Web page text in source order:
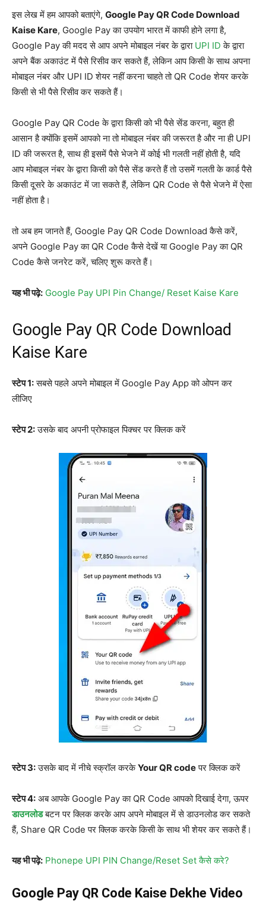
इस लेख में हम आपको बताएंगे, Google Pay QR Code Download
Kaise Kare, Google Pay का उपयोग भारत में काफी होने लगा है,
Google Pay की मदद से आप अपने मोबाइल नंबर के द्वारा UPI ID के द्वारा
अपने बैंक अकाउंट में पैसे रिसीव कर सकते हैं, लेकिन आप किसी के साथ अपना
मोबाइल नंबर और UPI ID शेयर नहीं करना चाहते तो QR Code शेयर करके
किसी से भी पैसे रिसीव कर सकते हैं।
Google Pay QR Code के द्वारा किसी को भी पैसे सेंड करना, बहुत ही
आसान है क्योंकि इसमें आपको ना तो मोबाइल नंबर की जरूरत है और ना ही UPI
ID की जरूरत है, साथ ही इसमें पैसे भेजने में कोई भी गलती नहीं होती है, यदि
आप मोबाइल नंबर के द्वारा किसी को पैसे सेंड करते हैं तो उसमें गलती के कार्ड पैसे
किसी दूसरे के अकाउंट में जा सकते हैं, लेकिन QR Code से पैसे भेजने में ऐसा
नहीं होता है।
तो अब हम जानते हैं, Google Pay QR Code Download कैसे करें,
अपने Google Pay का QR Code कैसे देखें या Google Pay का QR
Code कैसे जनरेट करें, चलिए शुरू करते हैं।
यह भी पढ़े: Google Pay UPI Pin Change/ Reset Kaise Kare
Google Pay QR Code Download
Kaise Kare
स्टेप 1:सबसे पहले अपने मोबाइल में Google Pay App को ओपन कर
लीजिए
स्टेप 2:उसके बाद अपनी प्रोफाइल पिक्चर पर क्लिक करें
स्टेप 3:उसके बाद में नीचे स्क्रॉल करकेYour QR codeपर क्लिक करें
स्टेप 4: अब आपके Google Pay का QR Code आपको दिखाई देगा, ऊपर
डाउनलोडबटन पर क्लिक करके आप अपने मोबाइल में से डाउनलोड कर सकते
हैं, Share QR Code पर क्लिक करके किसी के साथ भी शेयर कर सकते हैं।
यह भी पढ़े: Phonepe UPI PIN Change/Reset Set कैसे करे?
Google Pay QR Code Kaise Dekhe Video